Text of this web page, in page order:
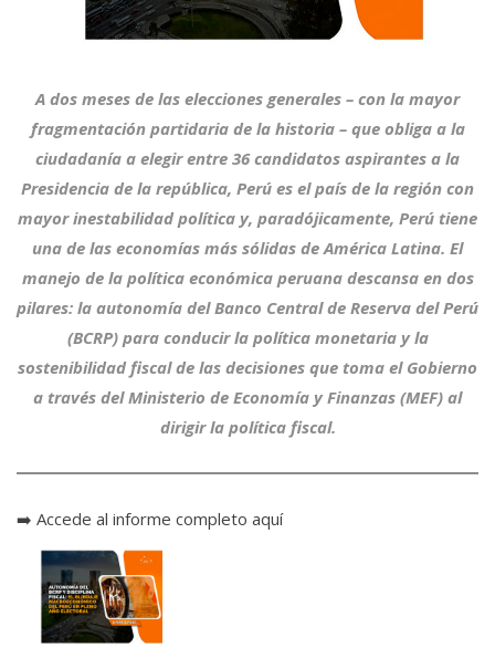
A dos meses de las elecciones generales – con la mayor
fragmentación partidaria de la historia – que obliga a la
ciudadanía a elegir entre 36 candidatos aspirantes a la
Presidencia de la república, Perú es el país de la región con
mayor inestabilidad política y, paradójicamente, Perú tiene
una de las economías más sólidas de América Latina. El
manejo de la política económica peruana descansa en dos
pilares: la autonomía del Banco Central de Reserva del Perú
(BCRP) para conducir la política monetaria y la
sostenibilidad fiscal de las decisiones que toma el Gobierno
a través del Ministerio de Economía y Finanzas (MEF) al
dirigir la política fiscal.
➡️ Accede al informe completo aquí